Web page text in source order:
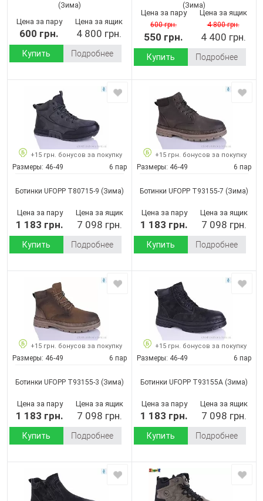
(Зима)
Цена за пару
600 грн.
Цена за ящик
4 800 грн.
Купить Подробнее
(Зима)
Цена за пару
600 грн.
550 грн.
Цена за ящик
4 800 грн.
4 400 грн.
Купить Подробнее
+15 грн. бонусов за покупку
Размеры: 46-49 6 пар
Ботинки UFOPP T80715-9 (Зима)
Цена за пару
1 183 грн.
Цена за ящик
7 098 грн.
Купить Подробнее
+15 грн. бонусов за покупку
Размеры: 46-49 6 пар
Ботинки UFOPP T93155-7 (Зима)
Цена за пару
1 183 грн.
Цена за ящик
7 098 грн.
Купить Подробнее
+15 грн. бонусов за покупку
Размеры: 46-49 6 пар
Ботинки UFOPP T93155-3 (Зима)
Цена за пару
1 183 грн.
Цена за ящик
7 098 грн.
Купить Подробнее
+15 грн. бонусов за покупку
Размеры: 46-49 6 пар
Ботинки UFOPP T93155A (Зима)
Цена за пару
1 183 грн.
Цена за ящик
7 098 грн.
Купить Подробнее